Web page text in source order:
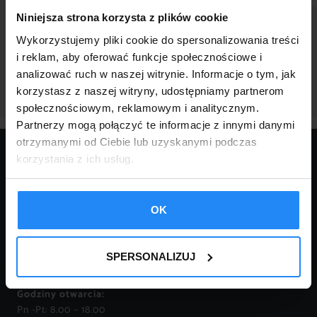
Niniejsza strona korzysta z plików cookie
Wykorzystujemy pliki cookie do spersonalizowania treści
i reklam, aby oferować funkcje społecznościowe i
analizować ruch w naszej witrynie. Informacje o tym, jak
korzystasz z naszej witryny, udostępniamy partnerom
społecznościowym, reklamowym i analitycznym.
Partnerzy mogą połączyć te informacje z innymi danymi
otrzymanymi od Ciebie lub uzyskanymi podczas
korzystania z ich usług.
OK
SPERSONALIZUJ
POWRÓT
34-620 Krasne – Lasocice
110
Godziny otwarcia:
Pn -Pt: 8.00 – 18.00
KONTAKT:
tel.:18 332 14 04
tel.:509 038 425
tel.:509 038 426
tel.:696 753 588